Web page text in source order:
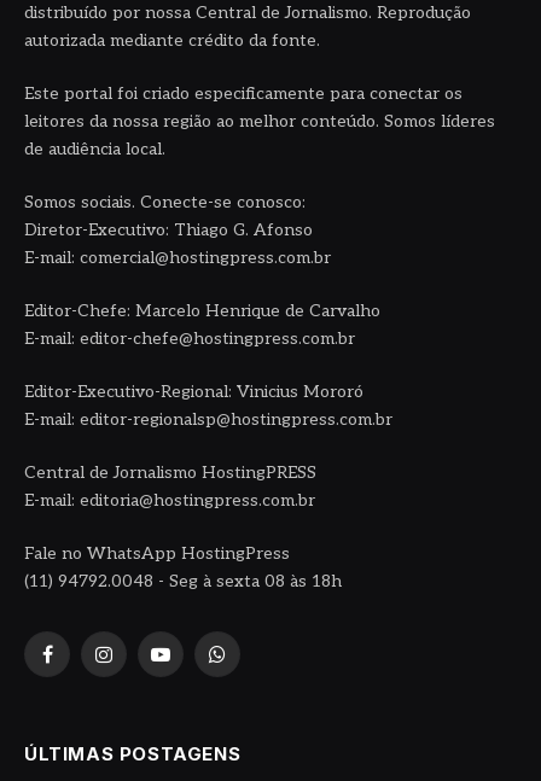
distribuído por nossa Central de Jornalismo. Reprodução
autorizada mediante crédito da fonte.
Este portal foi criado especificamente para conectar os
leitores da nossa região ao melhor conteúdo. Somos líderes
de audiência local.
Somos sociais. Conecte-se conosco:
Diretor-Executivo: Thiago G. Afonso
E-mail: comercial@hostingpress.com.br
Editor-Chefe: Marcelo Henrique de Carvalho
E-mail: editor-chefe@hostingpress.com.br
Editor-Executivo-Regional: Vinicius Mororó
E-mail: editor-regionalsp@hostingpress.com.br
Central de Jornalismo HostingPRESS
E-mail: editoria@hostingpress.com.br
Fale no WhatsApp HostingPress
(11) 94792.0048 - Seg à sexta 08 às 18h
FacebookInstagramYouTubeWhatsApp
ÚLTIMAS POSTAGENS